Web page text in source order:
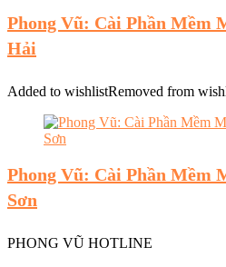
Phong Vũ: Cài Phần Mềm
Hải
Added to wishlistRemoved from
Phong Vũ: Cài Phần Mềm
Sơn
PHONG VŨ HOTLINE